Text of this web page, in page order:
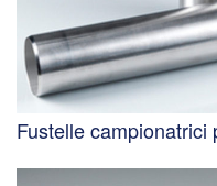
Fustelle campionatrici